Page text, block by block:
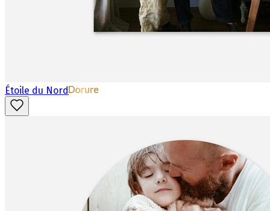
Étoile du Nord